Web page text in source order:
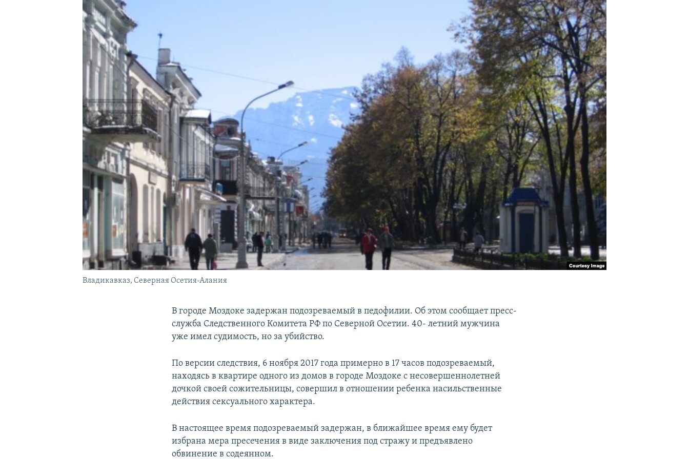
ПОДПИШИТЕСЬ НА РАССЫЛКУ
Владикавказ, Северная Осетия-Алания
В городе Моздоке задержан подозреваемый в педофилии. Об этом сообщает пресс-
служба Следственного Комитета РФ по Северной Осетии. 40- летний мужчина
уже имел судимость, но за убийство.
По версии следствия, 6 ноября 2017 года примерно в 17 часов подозреваемый,
находясь в квартире одного из домов в городе Моздоке с несовершеннолетней
дочкой своей сожительницы, совершил в отношении ребенка насильственные
действия сексуального характера.
В настоящее время подозреваемый задержан, в ближайшее время ему будет
избрана мера пресечения в виде заключения под стражу и предъявлено
обвинение в содеянном.